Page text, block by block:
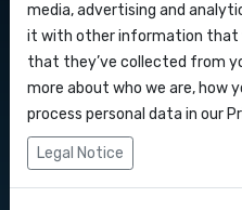
Webhooks
Integrationen
Zapier
Service level
Senden Sie SMS-
SMS
Direkt loslegen
media, advertising and
it with other information that
that they’ve collected from
more about who we are, how
process personal data in our
Legal Notice